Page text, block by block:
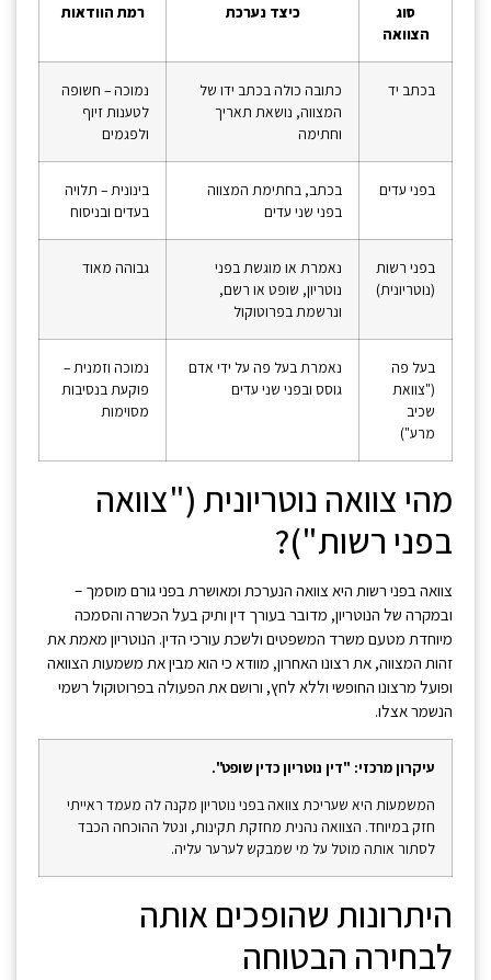
סוג
הצוואה
כיצד נערכת רמת הוודאות
בכתב יד
כתובה כולה בכתב ידו של
המצווה, נושאת תאריך
וחתימה
נמוכה – חשופה
לטענות זיוף
ולפגמים
בפני עדים
בכתב, בחתימת המצווה
בפני שני עדים
בינונית – תלויה
בעדים ובניסוח
בפני רשות
(נוטריונית)
נאמרת או מוגשת בפני
נוטריון, שופט או רשם,
ונרשמת בפרוטוקול
גבוהה מאוד
בעל פה
("צוואת
שכיב
מרע")
נאמרת בעל פה על ידי אדם
גוסס ובפני שני עדים
נמוכה וזמנית –
פוקעת בנסיבות
מסוימות
מהי צוואה נוטריונית ("צוואה
בפני רשות")?
צוואה בפני רשות היא צוואה הנערכת ומאושרת בפני גורם מוסמך –
ובמקרה של הנוטריון, מדובר בעורך דין ותיק בעל הכשרה והסמכה
מיוחדת מטעם משרד המשפטים ולשכת עורכי הדין. הנוטריון מאמת את
זהות המצווה, את רצונו האחרון, מוודא כי הוא מבין את משמעות הצוואה
ופועל מרצונו החופשי וללא לחץ, ורושם את הפעולה בפרוטוקול רשמי
הנשמר אצלו.
עיקרון מרכזי: "דין נוטריון כדין שופט".
המשמעות היא שעריכת צוואה בפני נוטריון מקנה לה מעמד ראייתי
חזק במיוחד. הצוואה נהנית מחזקת תקינות, ונטל ההוכחה הכבד
לסתור אותה מוטל על מי שמבקש לערער עליה.
היתרונות שהופכים אותה
לבחירה הבטוחה